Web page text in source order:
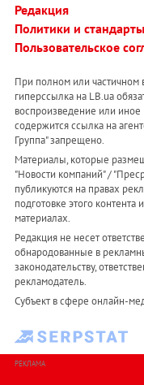
Редакция
Политики и стандарты
Пользовательское
При полном или частичном
гиперссылка на LB.ua
воспроизведение или иное
содержится ссылка на
Группа" запрещено.
Материалы, которые
"Новости компаний" /
публикуются на правах
подготовке этого
материалах.
Редакция не несет
обнародованные в
законодательству,
рекламодатель.
Субъект в сфере онлайн-
РЕКЛАМА